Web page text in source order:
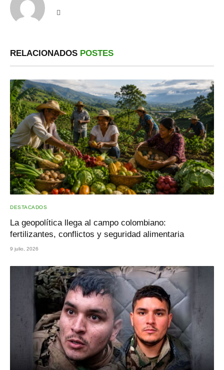
RELACIONADOS POSTES
DESTACADOS
La geopolítica llega al campo colombiano:
fertilizantes, conflictos y seguridad alimentaria
9 julio, 2026